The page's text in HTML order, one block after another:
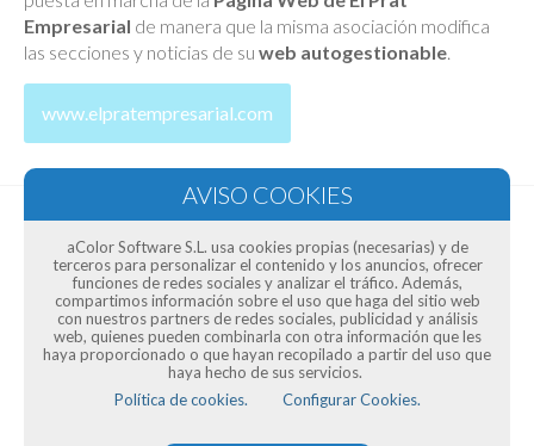
Empresarial de manera que la misma asociación modifica
las secciones y noticias de su web autogestionable.
www.elpratempresarial.com
aColor Software S.L. usa cookies propias (necesarias) y de
terceros para personalizar el contenido y los anuncios, ofrecer
funciones de redes sociales y analizar el tráfico. Además,
compartimos información sobre el uso que haga del sitio web
con nuestros partners de redes sociales, publicidad y análisis
web, quienes pueden combinarla con otra información que les
haya proporcionado o que hayan recopilado a partir del uso que
haya hecho de sus servicios.
Política de cookies.
Configurar Cookies.